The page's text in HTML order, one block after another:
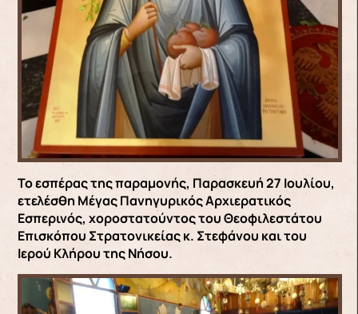
Το εσπέρας της παραμονής, Παρασκευή 27 Ιουλίου,
ετελέσθη Μέγας Πανηγυρικός Αρχιερατικός
Εσπερινός, χοροστατούντος του Θεοφιλεστάτου
Επισκόπου Στρατονικείας κ. Στεφάνου και του
Ιερού Κλήρου της Νήσου.